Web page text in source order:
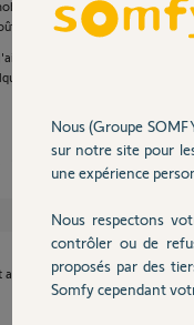
et l'itinérance des
sont exponentiels.
activé accidentellement mes
mail sans les ouvrir : Cout 50€
il y a presque 4 ans
et désactiver mon alarme
Nous (Groupe
sur notre site pour
une expérience
Nous respectons
contrôler ou de
proposés par des
Somfy cependant